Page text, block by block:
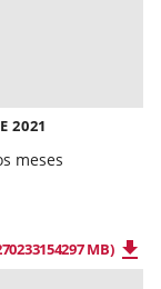
2021
meses
MB)